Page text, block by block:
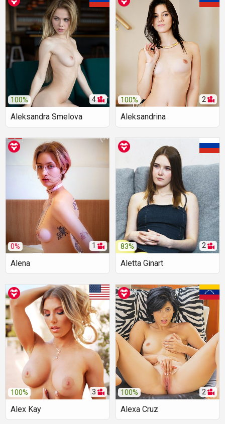
4
100%
Aleksandra Smelova
2
100%
Aleksandrina
1
0%
Alena
2
83%
Aletta Ginart
3
100%
Alex Kay
2
100%
Alexa Cruz